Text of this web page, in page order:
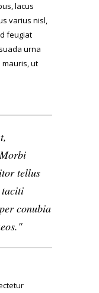
lacus
varius nisl,
feugiat
urna
ut
tellus
taciti
conubia